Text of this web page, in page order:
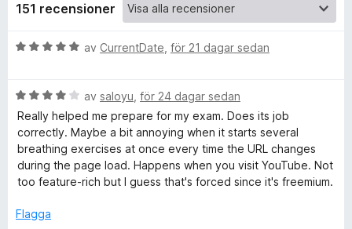
r
o
n
e
s
v151 recensioner
B
y
g
s
a
t
t
a
av CurrentDate för 21 dagar sedan
B
e
t
y
g
s
t
av saloyu för 24 dagar sedan
Really helped me prepare for my exam. Does its job
correctly. Maybe a bit annoying when it starts several
breathing exercises at once every time the URL changes
during the page load. Happens when you visit YouTube. Not
too feature-rich but I guess that's forced since it's freemium.
Flagga